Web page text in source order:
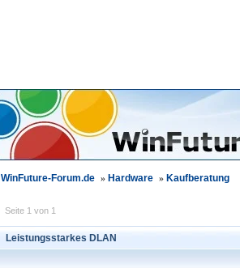
WinFuture-Forum.de » Hardware » Kaufberatung
Seite 1 von 1
Leistungsstarkes DLAN